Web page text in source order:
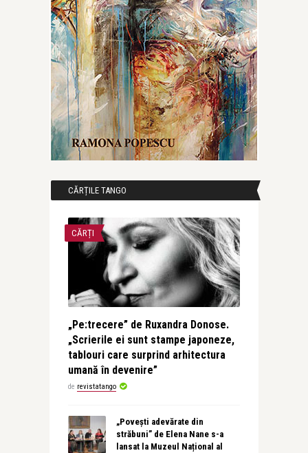
CĂRȚILE TANGO
CĂRȚI
„Pe:trecere” de Ruxandra Donose.
„Scrierile ei sunt stampe japoneze,
tablouri care surprind arhitectura
umană în devenire”
de revistatango
„Povești adevărate din
străbuni” de Elena Nane s-a
lansat la Muzeul Național al